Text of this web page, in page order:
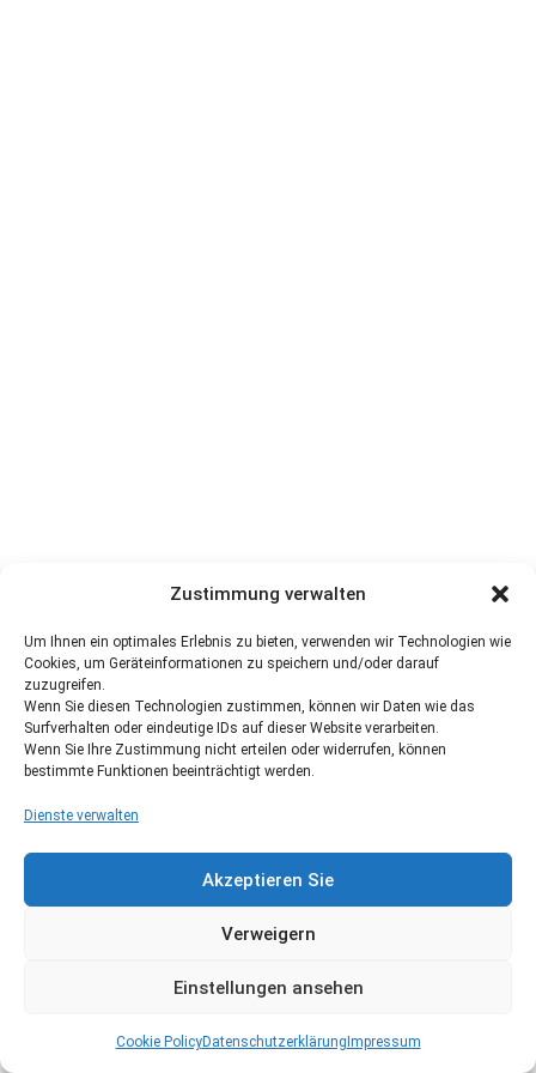
Zustimmung verwalten
Um Ihnen ein optimales Erlebnis zu bieten, verwenden wir Technologien wie
Cookies, um Geräteinformationen zu speichern und/oder darauf
zuzugreifen.
Wenn Sie diesen Technologien zustimmen, können wir Daten wie das
Surfverhalten oder eindeutige IDs auf dieser Website verarbeiten.
Wenn Sie Ihre Zustimmung nicht erteilen oder widerrufen, können
bestimmte Funktionen beeinträchtigt werden.
Dienste verwalten
Akzeptieren Sie
Verweigern
Einstellungen ansehen
Cookie PolicyDatenschutzerklärung Impressum